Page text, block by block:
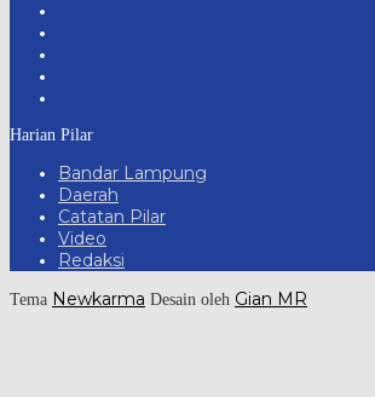
Harian Pilar
Bandar Lampung
Daerah
Catatan Pilar
Video
Redaksi
Tema Newkarma Desain oleh Gian MR